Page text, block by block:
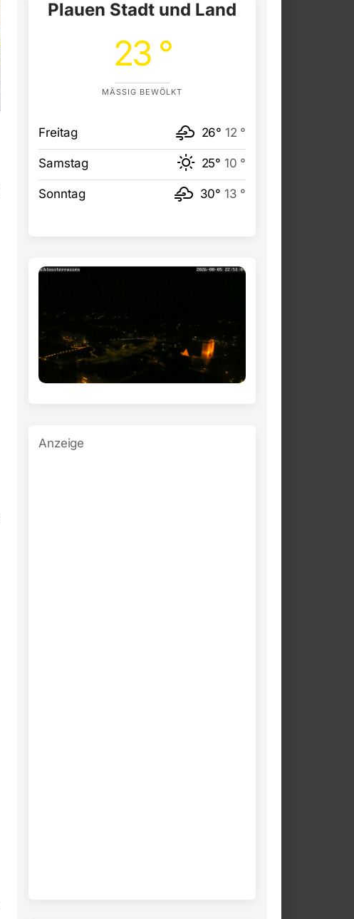
Plauen Stadt und Land
23 °
MÄSSIG BEWÖLKT
Freitag 26° 12 °
Samstag 25° 10 °
Sonntag 30° 13 °
Anzeige